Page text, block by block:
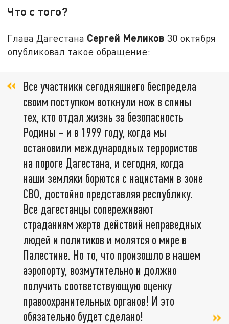
Что с того?
Глава Дагестана Сергей Меликов 30 октября
опубликовал такое обращение:
Все участники сегодняшнего беспредела
своим поступком воткнули нож в спины
тех, кто отдал жизнь за безопасность
Родины – и в 1999 году, когда мы
остановили международных террористов
на пороге Дагестана, и сегодня, когда
наши земляки борются с нацистами в зоне
СВО, достойно представляя республику.
Все дагестанцы сопереживают
страданиям жертв действий неправедных
людей и политиков и молятся о мире в
Палестине. Но то, что произошло в нашем
аэропорту, возмутительно и должно
получить соответствующую оценку
правоохранительных органов! И это
обязательно будет сделано!